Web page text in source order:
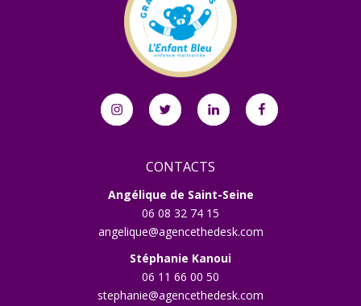
InstagramTwitter Linkedin Facebook
CONTACTS
Angélique de Saint-Seine
06 08 32 74 15
angelique@agencethedesk.com
Stéphanie Kanoui
06 11 66 00 50
stephanie@agencethedesk.com